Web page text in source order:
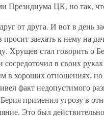
Президиума ЦК, но так,
от друга. И вот в день
заехать к нему на
Хрущев стал говорить о
сосредоточил в своих
хороших отношениях, но
факт недопустимого
применил угрозу в
Это был